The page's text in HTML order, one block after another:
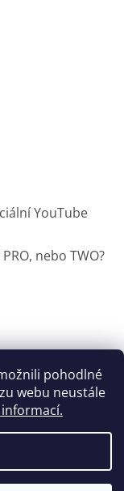
pohodlné
webu neustále
YouTube
nebo TWO?